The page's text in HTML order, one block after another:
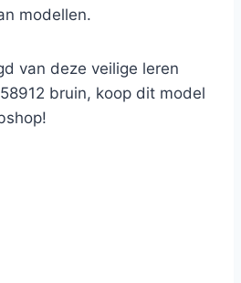
modellen.
van deze veilige leren
bruin, koop dit model